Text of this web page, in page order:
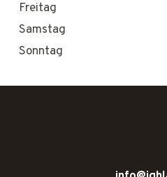
Freitag
Samstag
Sonntag